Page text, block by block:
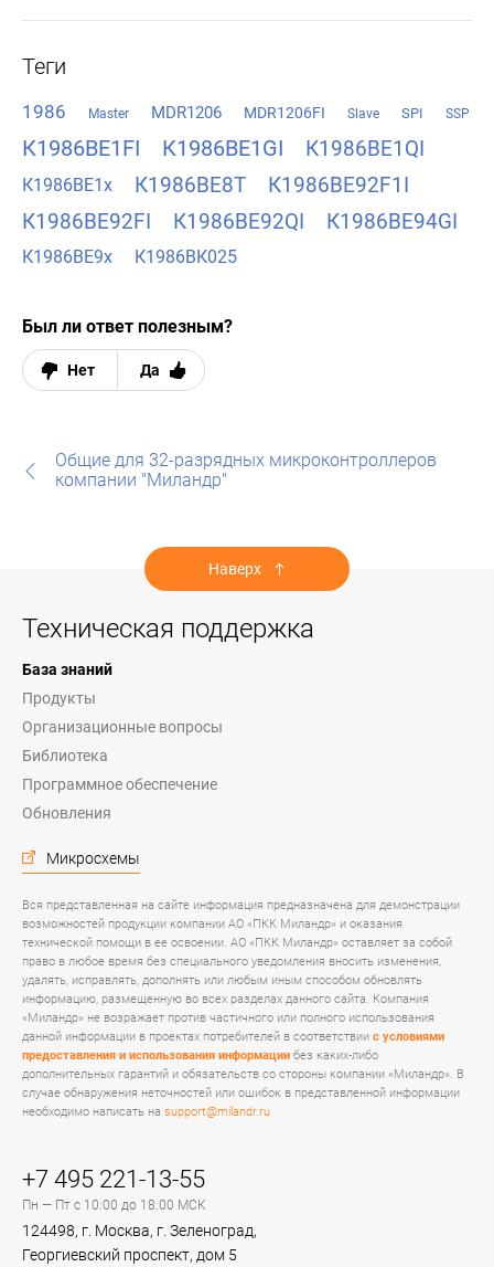
Теги
1986 Master MDR1206 MDR1206FI Slave SPI SSP
К1986ВЕ1FI К1986ВЕ1GI К1986ВЕ1QI
К1986ВЕ1x К1986ВЕ8Т
К1986ВЕ92F1I
К1986ВЕ92FI
К1986ВЕ92QI К1986ВЕ94GI
К1986ВЕ9x К1986ВК025
Был ли ответ полезным?
Нет Да
Общие для 32-разрядных микроконтроллеров
компании "Миландр"
Наверх
Техническая поддержка
База знаний
Продукты
Организационные вопросы
Библиотека
Программное обеспечение
Обновления
Микросхемы
Вся представленная на сайте информация предназначена для демонстрации
возможностей продукции компании АО «ПКК Миландр» и оказания
технической помощи в ее освоении. АО «ПКК Миландр» оставляет за собой
право в любое время без специального уведомления вносить изменения,
удалять, исправлять, дополнять или любым иным способом обновлять
информацию, размещенную во всех разделах данного сайта. Компания
«Миландр» не возражает против частичного или полного использования
данной информации в проектах потребителей в соответствии с условиями
предоставления и использования информации без каких-либо
дополнительных гарантий и обязательств со стороны компании «Миландр». В
случае обнаружения неточностей или ошибок в представленной информации
необходимо написать на support@milandr.ru
+7 495 221-13-55
Пн — Пт с 10:00 до 18:00 МСК
124498, г. Москва, г. Зеленоград,
Георгиевский проспект, дом 5